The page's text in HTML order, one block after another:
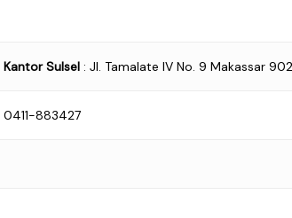
Kantor Sulsel : Jl. Tamalate IV No. 9 Makassar
0411-883427